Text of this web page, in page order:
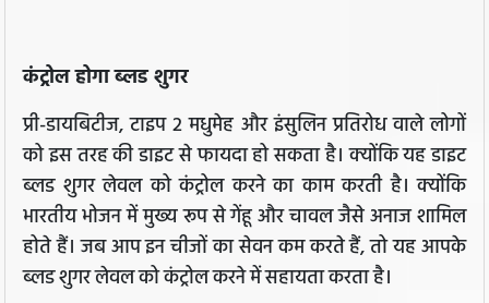
कंट्रोल होगा ब्लड शुगर
प्री-डायबिटीज, टाइप 2 मधुमेह और इंसुलिन प्रतिरोध वाले लोगों
को इस तरह की डाइट से फायदा हो सकता है। क्योंकि यह डाइट
ब्लड शुगर लेवल को कंट्रोल करने का काम करती है। क्योंकि
भारतीय भोजन में मुख्य रूप से गेंहू और चावल जैसे अनाज शामिल
होते हैं। जब आप इन चीजों का सेवन कम करते हैं, तो यह आपके
ब्लड शुगर लेवल को कंट्रोल करने में सहायता करता है।